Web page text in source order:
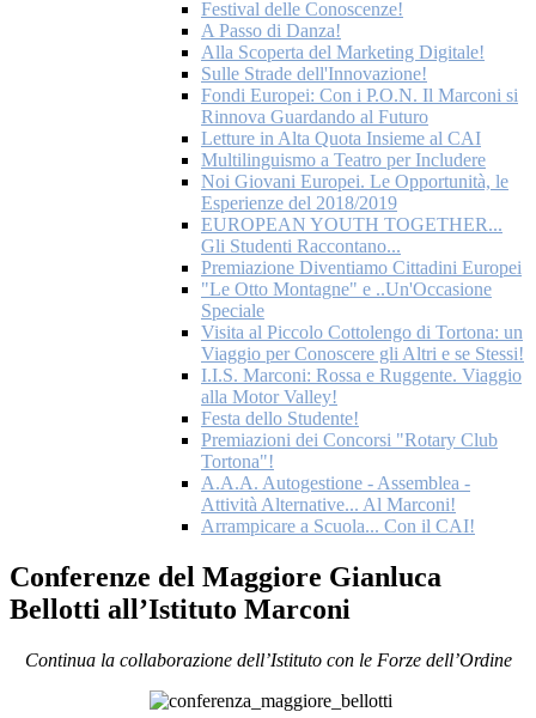
Festival delle Conoscenze!
A Passo di Danza!
Alla Scoperta del Marketing Digitale!
Sulle Strade dell'Innovazione!
Fondi Europei: Con i P.O.N. Il Marconi si
Rinnova Guardando al Futuro
Letture in Alta Quota Insieme al CAI
Multilinguismo a Teatro per Includere
Noi Giovani Europei. Le Opportunità, le
Esperienze del 2018/2019
EUROPEAN YOUTH TOGETHER...
Gli Studenti Raccontano...
Premiazione Diventiamo Cittadini Europei
"Le Otto Montagne" e ..Un'Occasione
Speciale
Visita al Piccolo Cottolengo di Tortona: un
Viaggio per Conoscere gli Altri e se Stessi!
I.I.S. Marconi: Rossa e Ruggente. Viaggio
alla Motor Valley!
Festa dello Studente!
Premiazioni dei Concorsi "Rotary Club
Tortona"!
A.A.A. Autogestione - Assemblea -
Attività Alternative... Al Marconi!
Arrampicare a Scuola... Con il CAI!
Conferenze del Maggiore Gianluca
Bellotti all’Istituto Marconi
Continua la collaborazione dell’Istituto con le Forze dell’Ordine